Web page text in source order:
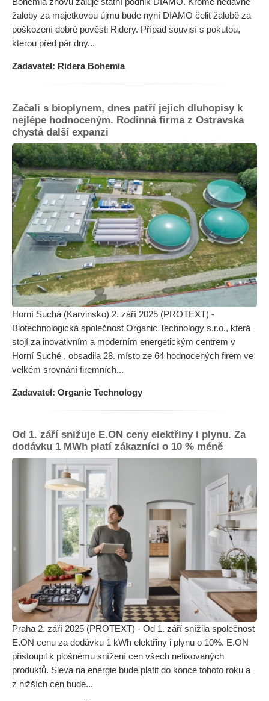
žaloby za majetkovou újmu bude nyní DIAMO čelit žalobě za
poškození dobré pověsti Ridery. Případ souvisí s pokutou,
kterou před pár dny...
Zadavatel: Ridera Bohemia
Začali s bioplynem, dnes patří jejich dluhopisy k
nejlépe hodnoceným. Rodinná firma z Ostravska
chystá další expanzi
Horní Suchá (Karvinsko) 2. září 2025 (PROTEXT) -
Biotechnologická společnost Organic Technology s.r.o., která
stojí za inovativním a moderním energetickým centrem v
Horní Suché , obsadila 28. místo ze 64 hodnocených firem ve
velkém srovnání firemních...
Zadavatel: Organic Technology
Od 1. září snižuje E.ON ceny elektřiny i plynu. Za
dodávku 1 MWh platí zákazníci o 10 % méně
Praha 2. září 2025 (PROTEXT) - Od 1. září snížila společnost
E.ON cenu za dodávku 1 kWh elektřiny i plynu o 10%. E.ON
přistoupil k plošnému snížení cen všech nefixovaných
produktů. Sleva na energie bude platit do konce tohoto roku a
z nižších cen bude...